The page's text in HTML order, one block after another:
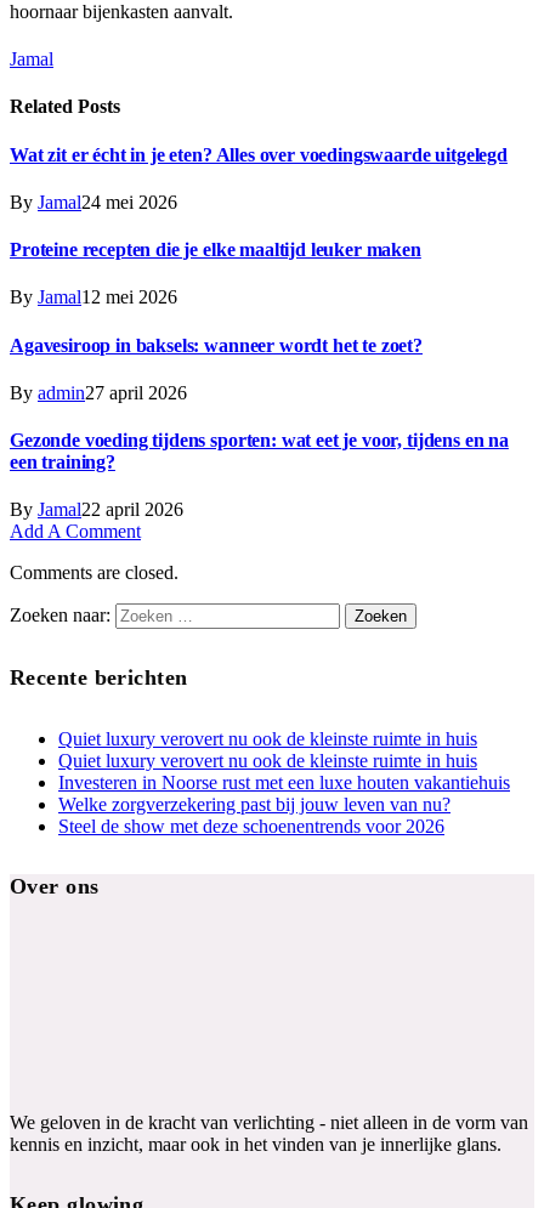
hoornaar bijenkasten aanvalt.
Jamal
Related Posts
Wat zit er écht in je eten? Alles over voedingswaarde uitgelegd
By Jamal24 mei 2026
Proteine recepten die je elke maaltijd leuker maken
By Jamal12 mei 2026
Agavesiroop in baksels: wanneer wordt het te zoet?
By admin27 april 2026
Gezonde voeding tijdens sporten: wat eet je voor, tijdens en na
een training?
By Jamal22 april 2026
Add A Comment
Comments are closed.
Zoeken naar:
Recente berichten
Quiet luxury verovert nu ook de kleinste ruimte in huis
Quiet luxury verovert nu ook de kleinste ruimte in huis
Investeren in Noorse rust met een luxe houten vakantiehuis
Welke zorgverzekering past bij jouw leven van nu?
Steel de show met deze schoenentrends voor 2026
Over ons
We geloven in de kracht van verlichting - niet alleen in de vorm van
kennis en inzicht, maar ook in het vinden van je innerlijke glans.